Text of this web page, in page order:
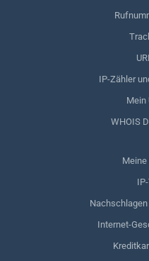
IP-Zähler
Mein
WHOIS
Internet-